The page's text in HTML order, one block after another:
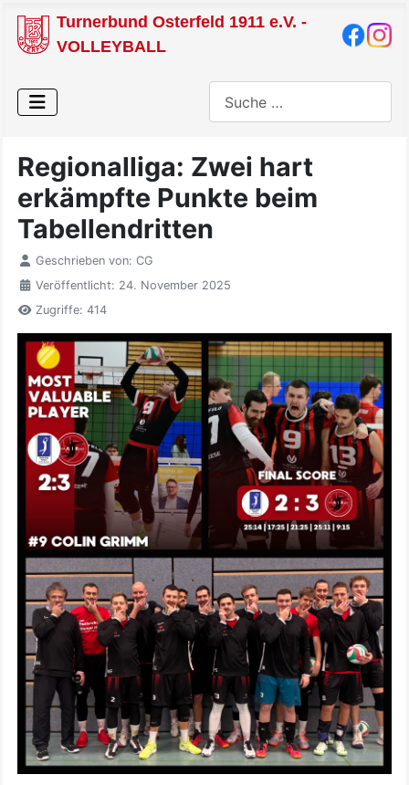
Turnerbund Osterfeld 1911 e.V. -
VOLLEYBALL
Regionalliga: Zwei hart
erkämpfte Punkte beim
Tabellendritten
Geschrieben von: CG
Veröffentlicht: 24. November 2025
Zugriffe: 414